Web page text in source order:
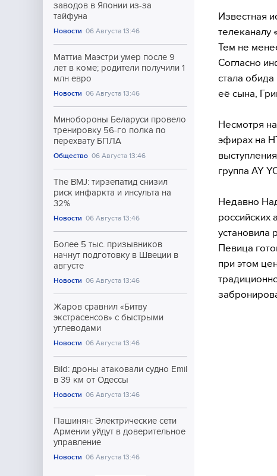
заводов в Японии из-за
тайфуна
Новости 06 Августа 13:46
Маттиа Маэстри умер после 9
лет в коме; родители получили 1
млн евро
Новости 06 Августа 13:46
Минобороны Беларуси провело
тренировку 56-го полка по
перехвату БПЛА
Общество 06 Августа 13:46
The BMJ: тирзепатид снизил
риск инфаркта и инсульта на
32%
Новости 06 Августа 13:46
Более 5 тыс. призывников
начнут подготовку в Швеции в
августе
Новости 06 Августа 13:46
Жаров сравнил «Битву
экстрасенсов» с быстрыми
углеводами
Новости 06 Августа 13:46
Bild: дроны атаковали судно Emil
в 39 км от Одессы
Новости 06 Августа 13:46
Пашинян: Электрические сети
Армении уйдут в доверительное
управление
Новости 06 Августа 13:46
Известная
телеканалу
Тем не
Согласно
стала
её сына,
Несмотря
эфирах на
группа AY
Недавно
российских
установила
Певица
при этом